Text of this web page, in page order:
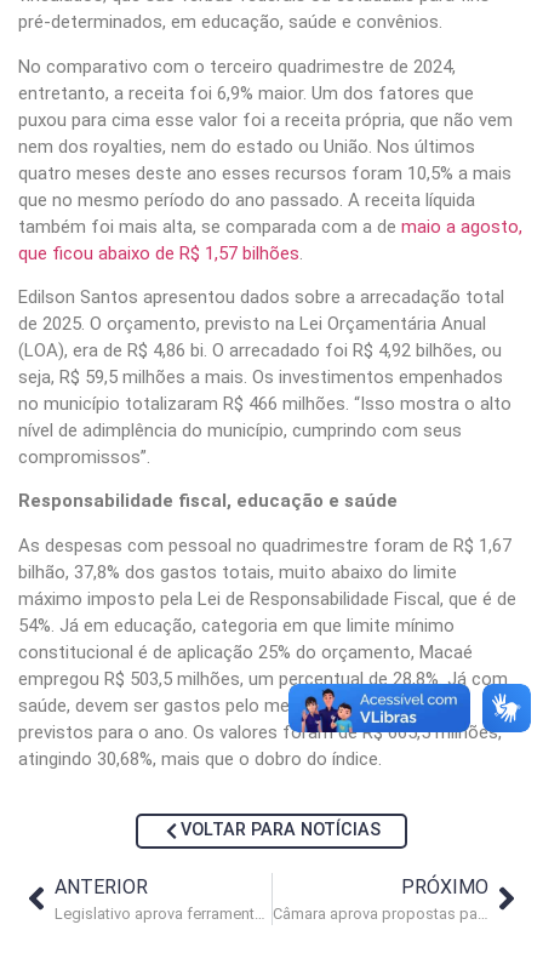
pré-determinados, em educação, saúde e convênios.
No comparativo com o terceiro quadrimestre de 2024,
entretanto, a receita foi 6,9% maior. Um dos fatores que
puxou para cima esse valor foi a receita própria, que não vem
nem dos royalties, nem do estado ou União. Nos últimos
quatro meses deste ano esses recursos foram 10,5% a mais
que no mesmo período do ano passado. A receita líquida
também foi mais alta, se comparada com a de maio a agosto,
que ficou abaixo de R$ 1,57 bilhões.
Edilson Santos apresentou dados sobre a arrecadação total
de 2025. O orçamento, previsto na Lei Orçamentária Anual
(LOA), era de R$ 4,86 bi. O arrecadado foi R$ 4,92 bilhões, ou
seja, R$ 59,5 milhões a mais. Os investimentos empenhados
no município totalizaram R$ 466 milhões. “Isso mostra o alto
nível de adimplência do município, cumprindo com seus
compromissos”.
Responsabilidade fiscal, educação e saúde
As despesas com pessoal no quadrimestre foram de R$ 1,67
bilhão, 37,8% dos gastos totais, muito abaixo do limite
máximo imposto pela Lei de Responsabilidade Fiscal, que é de
54%. Já em educação, categoria em que limite mínimo
constitucional é de aplicação 25% do orçamento, Macaé
empregou R$ 503,5 milhões, um percentual de 28,8%. Já com
saúde, devem ser gastos pelo menos 15% dos recursos
previstos para o ano. Os valores foram de R$ 665,5 milhões,
atingindo 30,68%, mais que o dobro do índice.
VOLTAR PARA NOTÍCIAS
ANTERIOR PRÓXIMO